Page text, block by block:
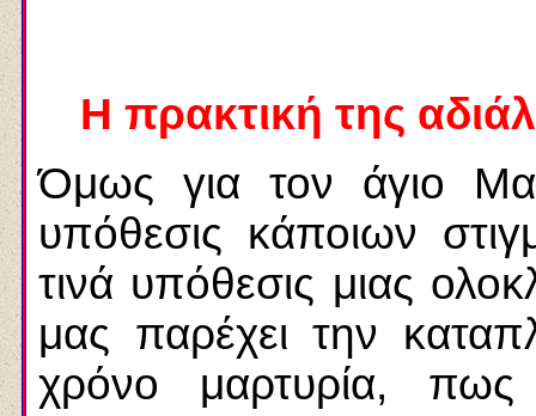
Η πρακτική της
Όμως για τον άγιο
υπόθεσις κάποιων
τινά υπόθεσις μιας
μας παρέχει την
χρόνο μαρτυρία,